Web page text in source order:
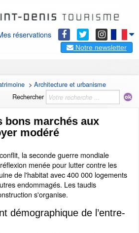
réservations
Notre newsletter
> Architecture et urbanisme
Rechercher
bons marchés aux
modéré
la seconde guerre mondiale
menée pour lutter contre les
de l'habitat avec 400 000 logements
endommagés. Les taudis
s'organise.
démographique de l’entre-